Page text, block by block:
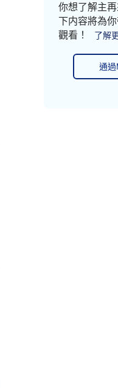
你想了解主
下内容將為
觀看！
了解
通